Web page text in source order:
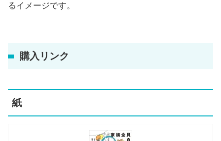
るイメージです。
購入リンク
紙